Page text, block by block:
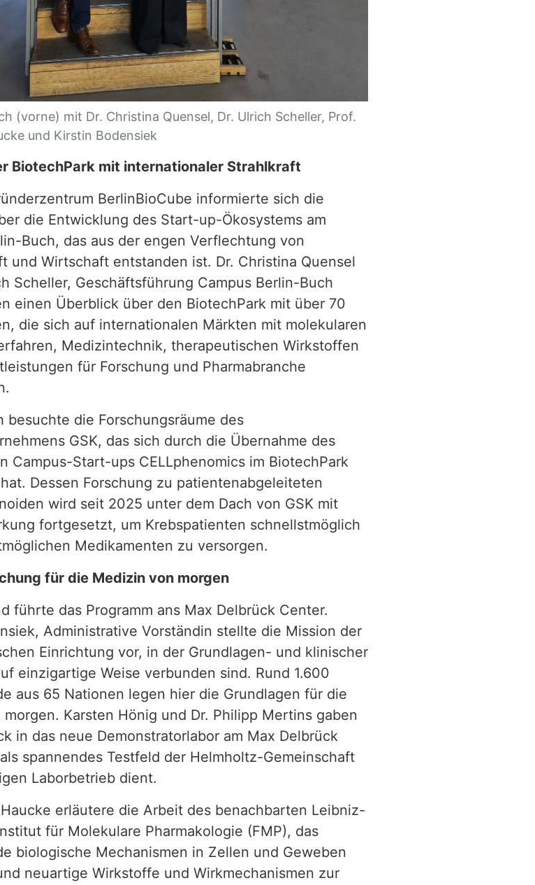
(vorne) mit Dr. Christina Quensel, Dr. Ulrich Scheller, Prof.
und Kirstin Bodensiek
BiotechPark mit internationaler Strahlkraft
BerlinBioCube informierte sich die
die Entwicklung des Start-up-Ökosystems am
Buch, das aus der engen Verflechtung von
und Wirtschaft entstanden ist. Dr. Christina Quensel
Scheller, Geschäftsführung Campus Berlin-Buch
einen Überblick über den BiotechPark mit über 70
die sich auf internationalen Märkten mit molekularen
Medizintechnik, therapeutischen Wirkstoffen
für Forschung und Pharmabranche
besuchte die Forschungsräume des
GSK, das sich durch die Übernahme des
Campus-Start-ups CELLphenomics im BiotechPark
Dessen Forschung zu patientenabgeleiteten
wird seit 2025 unter dem Dach von GSK mit
fortgesetzt, um Krebspatienten schnellstmöglich
Medikamenten zu versorgen.
für die Medizin von morgen
führte das Programm ans Max Delbrück Center.
Administrative Vorständin stellte die Mission der
Einrichtung vor, in der Grundlagen- und klinischer
einzigartige Weise verbunden sind. Rund 1.600
aus 65 Nationen legen hier die Grundlagen für die
Karsten Hönig und Dr. Philipp Mertins gaben
in das neue Demonstratorlabor am Max Delbrück
spannendes Testfeld der Helmholtz-Gemeinschaft
Laborbetrieb dient.
erläutere die Arbeit des benachbarten Leibniz-
für Molekulare Pharmakologie (FMP), das
biologische Mechanismen in Zellen und Geweben
neuartige Wirkstoffe und Wirkmechanismen zur